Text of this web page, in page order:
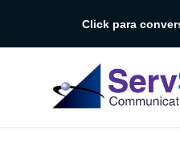
Click para